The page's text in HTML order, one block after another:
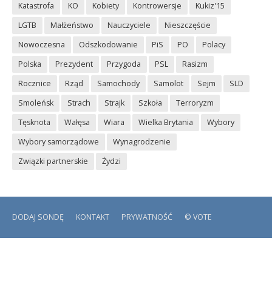
Katastrofa
KO Kobiety Kontrowersje
Kukiz'15
LGTB
Małżeństwo Nauczyciele
Nieszczęście
Nowoczesna
Odszkodowanie PiS PO
Polacy
Polska
Prezydent Przygoda PSL
Rasizm
Rocznice
Rząd Samochody Samolot Sejm
SLD
Smoleńsk
Strach Strajk Szkoła
Terroryzm
Tęsknota
Wałęsa Wiara Wielka Brytania
Wybory
Wybory samorządowe
Wynagrodzenie
Związki partnerskie
Żydzi
DODAJ SONDĘ KONTAKT PRYWATNOŚĆ © VOTE